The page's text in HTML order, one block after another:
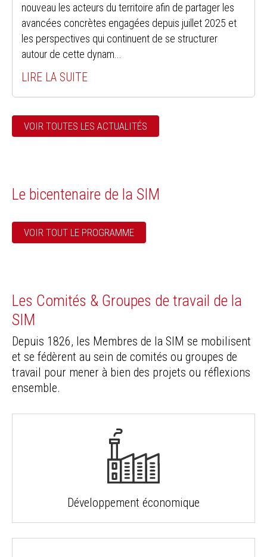
nouveau les acteurs du territoire afin de partager les
avancées concrètes engagées depuis juillet 2025 et
les perspectives qui continuent de se structurer
autour de cette dynam...
LIRE LA SUITE
VOIR TOUTES LES ACTUALITÉS
Le bicentenaire de la SIM
VOIR TOUT LE PROGRAMME
Les Comités & Groupes de travail de la
SIM
Depuis 1826, les Membres de la SIM se mobilisent
et se fédèrent au sein de comités ou groupes de
travail pour mener à bien des projets ou réflexions
ensemble.
Développement économique